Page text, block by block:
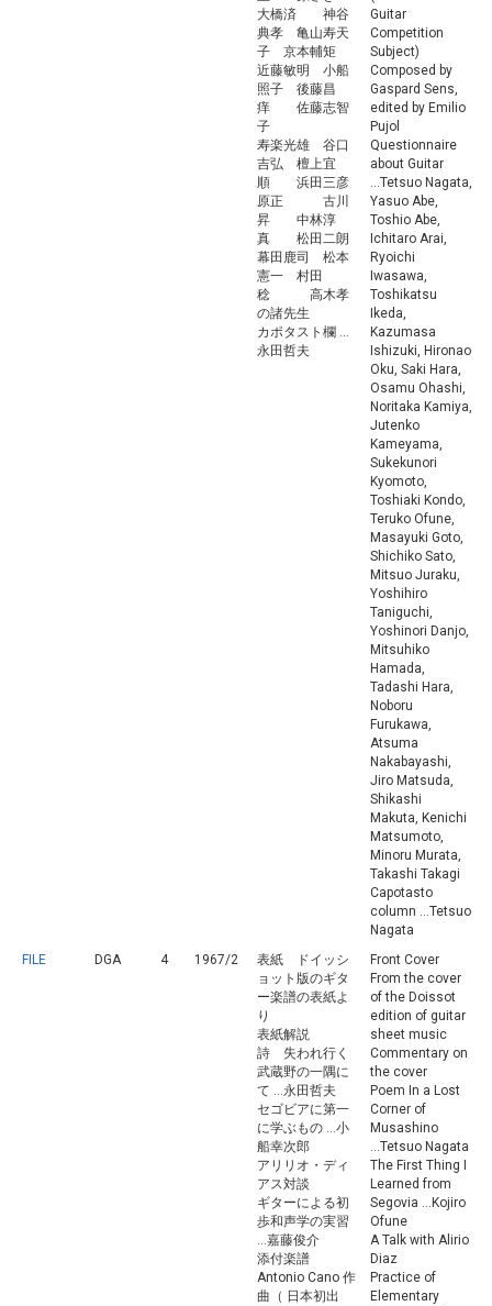
大橋済 神谷
典孝 亀山寿天
子 京本輔矩
近藤敏明 小船
照子 後藤昌
痒 佐藤志智
子
寿楽光雄 谷口
吉弘 檀上宜
順 浜田三彦
原正 古川
昇 中林淳
真 松田二朗
幕田鹿司 松本
憲一 村田
稔 高木孝
の諸先生
カポタスト欄 ...
永田哲夫
Guitar
Competition
Subject)
Composed by
Gaspard Sens,
edited by Emilio
Pujol
Questionnaire
about Guitar
...Tetsuo Nagata,
Yasuo Abe,
Toshio Abe,
Ichitaro Arai,
Ryoichi
Iwasawa,
Toshikatsu
Ikeda,
Kazumasa
Ishizuki, Hironao
Oku, Saki Hara,
Osamu Ohashi,
Noritaka Kamiya,
Jutenko
Kameyama,
Sukekunori
Kyomoto,
Toshiaki Kondo,
Teruko Ofune,
Masayuki Goto,
Shichiko Sato,
Mitsuo Juraku,
Yoshihiro
Taniguchi,
Yoshinori Danjo,
Mitsuhiko
Hamada,
Tadashi Hara,
Noboru
Furukawa,
Atsuma
Nakabayashi,
Jiro Matsuda,
Shikashi
Makuta, Kenichi
Matsumoto,
Minoru Murata,
Takashi Takagi
Capotasto
column ...Tetsuo
Nagata
FILE
DGA 4 1967/2
表紙 ドイッシ
ョット版のギタ
ー楽譜の表紙よ
り
表紙解説
詩 失われ行く
武蔵野の一隅に
て ...永田哲夫
セゴビアに第一
に学ぶもの ...小
船幸次郎
アリリオ・ディ
アス対談
ギターによる初
歩和声学の実習
...嘉藤俊介
添付楽譜
Antonio Cano 作
曲（ 日本初出
Front Cover
From the cover
of the Doissot
edition of guitar
sheet music
Commentary on
the cover
Poem In a Lost
Corner of
Musashino
...Tetsuo Nagata
The First Thing I
Learned from
Segovia ...Kojiro
Ofune
A Talk with Alirio
Diaz
Practice of
Elementary